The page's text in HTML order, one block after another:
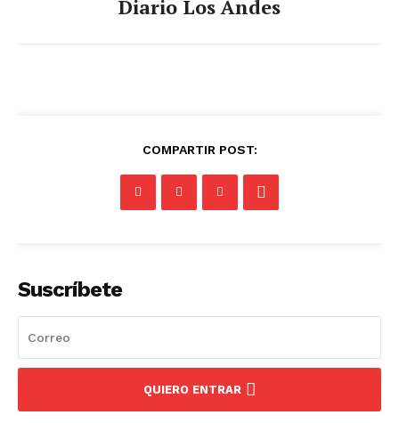
Diario Los Andes
COMPARTIR POST:
Suscríbete
QUIERO ENTRAR